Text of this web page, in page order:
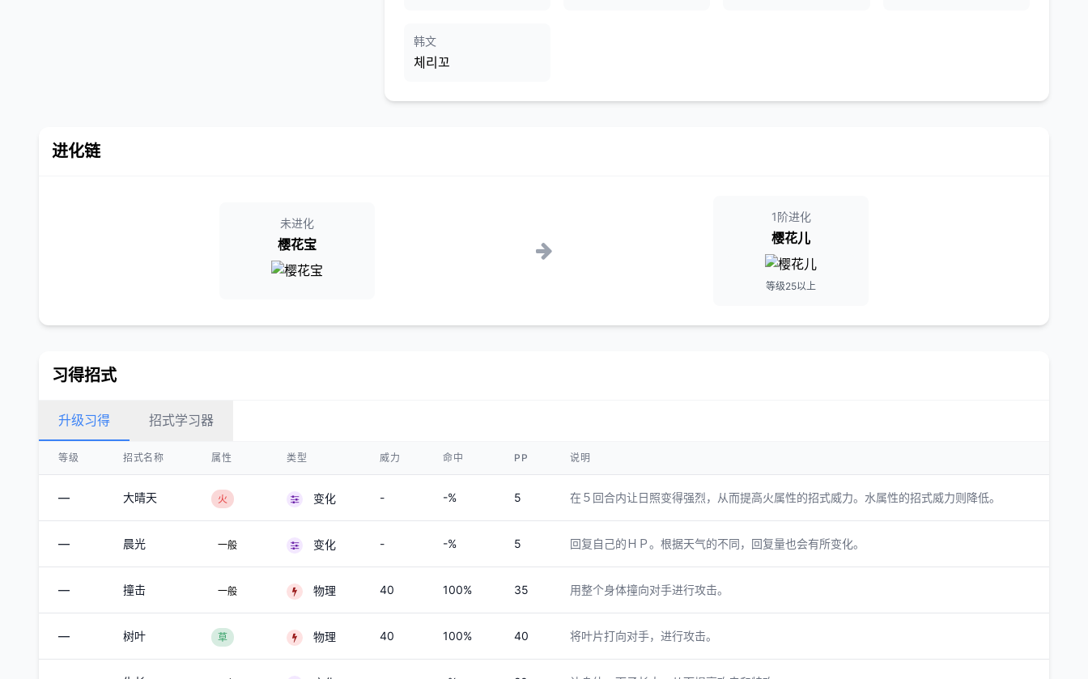
韩文
체리꼬
进化链
未进化
樱花宝
1阶进化
樱花儿
等级25以上
习得招式
升级习得 招式学习器
等级 招式名称 属性 类型 威力 命中 PP 说明
— 大晴天 火 变化 - -% 5 在５回合内让日照变得强烈，从而提高火属性的招式威力。水属性的招式威力则降低。
— 晨光 一般 变化 - -% 5 回复自己的ＨＰ。根据天气的不同，回复量也会有所变化。
— 撞击 一般 物理 40 100% 35 用整个身体撞向对手进行攻击。
— 树叶 草 物理 40 100% 40 将叶片打向对手，进行攻击。